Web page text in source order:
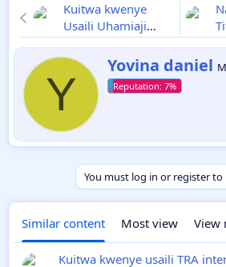
Kuitwa kwenye
Usaili Uhamiaji
Ajira za
Immigration Tarehe
09 Januari 2025
Y
W
r
i
n
b
y
Yovina daniel
You must log in or register to
Similar content Most view View